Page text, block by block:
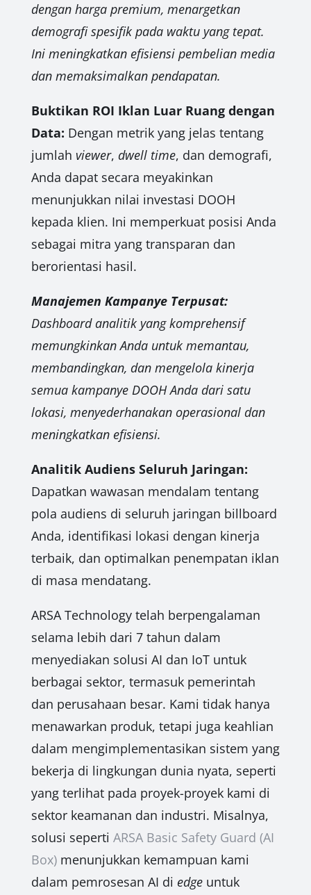
dengan harga premium, menargetkan
demografi spesifik pada waktu yang tepat.
Ini meningkatkan efisiensi pembelian media
dan memaksimalkan pendapatan.
Buktikan ROI Iklan Luar Ruang dengan
Data: Dengan metrik yang jelas tentang
jumlah viewer, dwell time, dan demografi,
Anda dapat secara meyakinkan
menunjukkan nilai investasi DOOH
kepada klien. Ini memperkuat posisi Anda
sebagai mitra yang transparan dan
berorientasi hasil.
Manajemen Kampanye Terpusat:
Dashboard analitik yang komprehensif
memungkinkan Anda untuk memantau,
membandingkan, dan mengelola kinerja
semua kampanye DOOH Anda dari satu
lokasi, menyederhanakan operasional dan
meningkatkan efisiensi.
Analitik Audiens Seluruh Jaringan:
Dapatkan wawasan mendalam tentang
pola audiens di seluruh jaringan billboard
Anda, identifikasi lokasi dengan kinerja
terbaik, dan optimalkan penempatan iklan
di masa mendatang.
ARSA Technology telah berpengalaman
selama lebih dari 7 tahun dalam
menyediakan solusi AI dan IoT untuk
berbagai sektor, termasuk pemerintah
dan perusahaan besar. Kami tidak hanya
menawarkan produk, tetapi juga keahlian
dalam mengimplementasikan sistem yang
bekerja di lingkungan dunia nyata, seperti
yang terlihat pada proyek-proyek kami di
sektor keamanan dan industri. Misalnya,
solusi seperti ARSA Basic Safety Guard (AI
Box)menunjukkan kemampuan kami
dalam pemrosesan AI di edgeuntuk